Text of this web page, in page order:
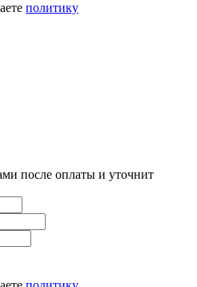
политику
после оплаты и уточнит